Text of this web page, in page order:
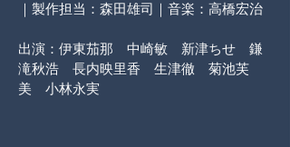
｜製作担当：森田雄司｜音楽：高橋宏治
出演：伊東茄那　中崎敏　新津ちせ　鎌
滝秋浩　長内映里香　生津徹　菊池芙
美　小林永実